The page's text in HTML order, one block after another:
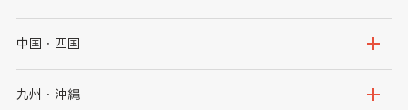
千葉県
石川県
山梨県
大阪府
京都府
中国・四国
鳥取県
九州・沖縄